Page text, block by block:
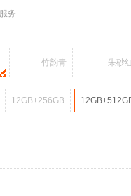
务
竹韵青 朱砂
12GB+256GB